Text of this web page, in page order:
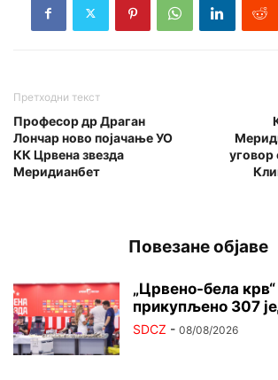
Претходни текст
Професор др Драган
Лончар ново појачање УО
КК Црвена звезда
Меридианбет
уговор
Повезане објаве
„Црвено-бела крв“
прикупљено 307
SDCZ - 08/08/2026